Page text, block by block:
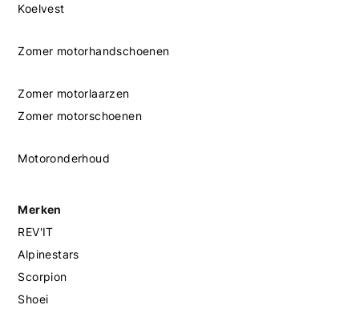
Koelvest
Zomer motorhandschoenen
Zomer motorlaarzen
Zomer motorschoenen
Motoronderhoud
Merken
REV'IT
Alpinestars
Scorpion
Shoei